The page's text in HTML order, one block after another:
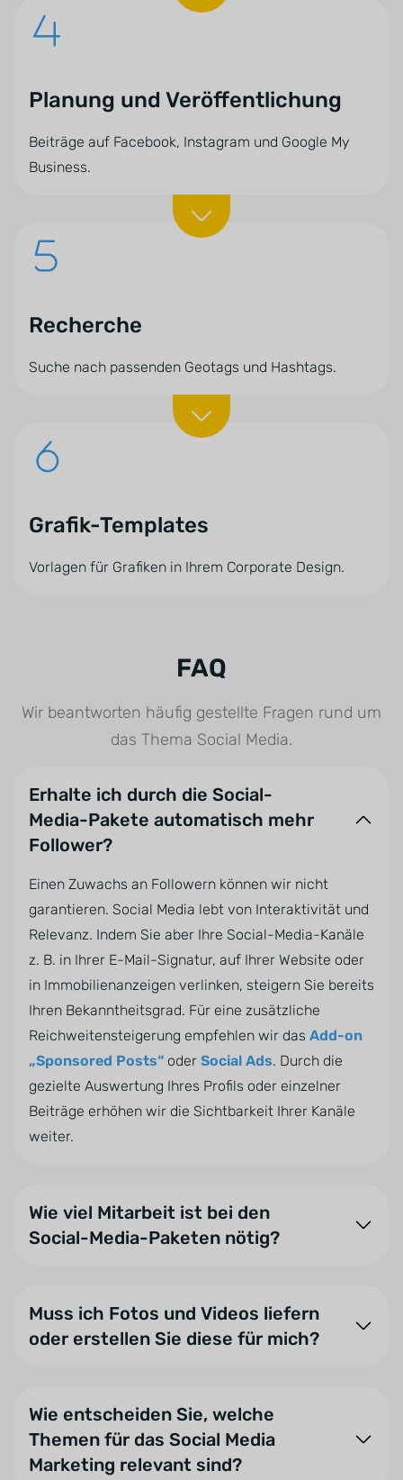
Planung und Veröffentlichung
Beiträge auf Facebook, Instagram und Google My
Business.
Recherche
Suche nach passenden Geotags und Hashtags.
Grafik-Templates
Vorlagen für Grafiken in Ihrem Corporate Design.
FAQ
Wir beantworten häufig gestellte Fragen rund um
das Thema Social Media.
Erhalte ich durch die Social-
Media-Pakete automatisch mehr
Follower?
Einen Zuwachs an Followern können wir nicht
garantieren. Social Media lebt von Interaktivität und
Relevanz. Indem Sie aber Ihre Social-Media-Kanäle
z. B. in Ihrer E-Mail-Signatur, auf Ihrer Website oder
in Immobilienanzeigen verlinken, steigern Sie bereits
Ihren Bekanntheitsgrad. Für eine zusätzliche
Reichweitensteigerung empfehlen wir das Add-on
„Sponsored Posts“ oder Social Ads. Durch die
gezielte Auswertung Ihres Profils oder einzelner
Beiträge erhöhen wir die Sichtbarkeit Ihrer Kanäle
weiter.
Wie viel Mitarbeit ist bei den
Social-Media-Paketen nötig?
Experten einen allgemeinen Redaktionsplan und
kümmern sich um die Erstellung der Inhalte sowie
möchten, dürfen Sie natürlich jederzeit auch eigene
Postings veröffentlichen.
Im Paket Social Media expert ist Ihre Mitarbeit
Muss ich Fotos und Videos liefern
oder erstellen Sie diese für mich?
Social Media expert sind Fotos oder Videos von
Ihrem Unternehmen eine Grundvoraussetzung.
Unabhängig davon empfehlen wir Ihnen immer, uns
Wie entscheiden Sie, welche
Themen für das Social Media
Marketing relevant sind?